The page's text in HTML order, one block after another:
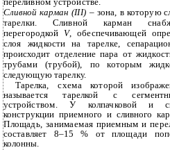
переливном устройстве.
Сливной карман (III) – зона, в которую
тарелки. Сливной карман
перегородкойV, обеспечивающей
слоя жидкости на тарелке,
происходит отделение пара от
трубами (трубой), по которым
следующую тарелку.
Тарелка, схема которой
называется тарелкой с
устройством. У колпачковой и
конструкции приемного и сливного
Площадь, занимаемая приемным и
составляет 8–15 % от площади
колонны.